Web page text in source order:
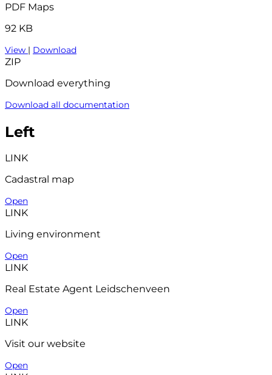
PDF Maps
92 KB
View | Download
ZIP
Download everything
Download all documentation
Left
LINK
Cadastral map
Open
LINK
Living environment
Open
LINK
Real Estate Agent Leidschenveen
Open
LINK
Visit our website
Open